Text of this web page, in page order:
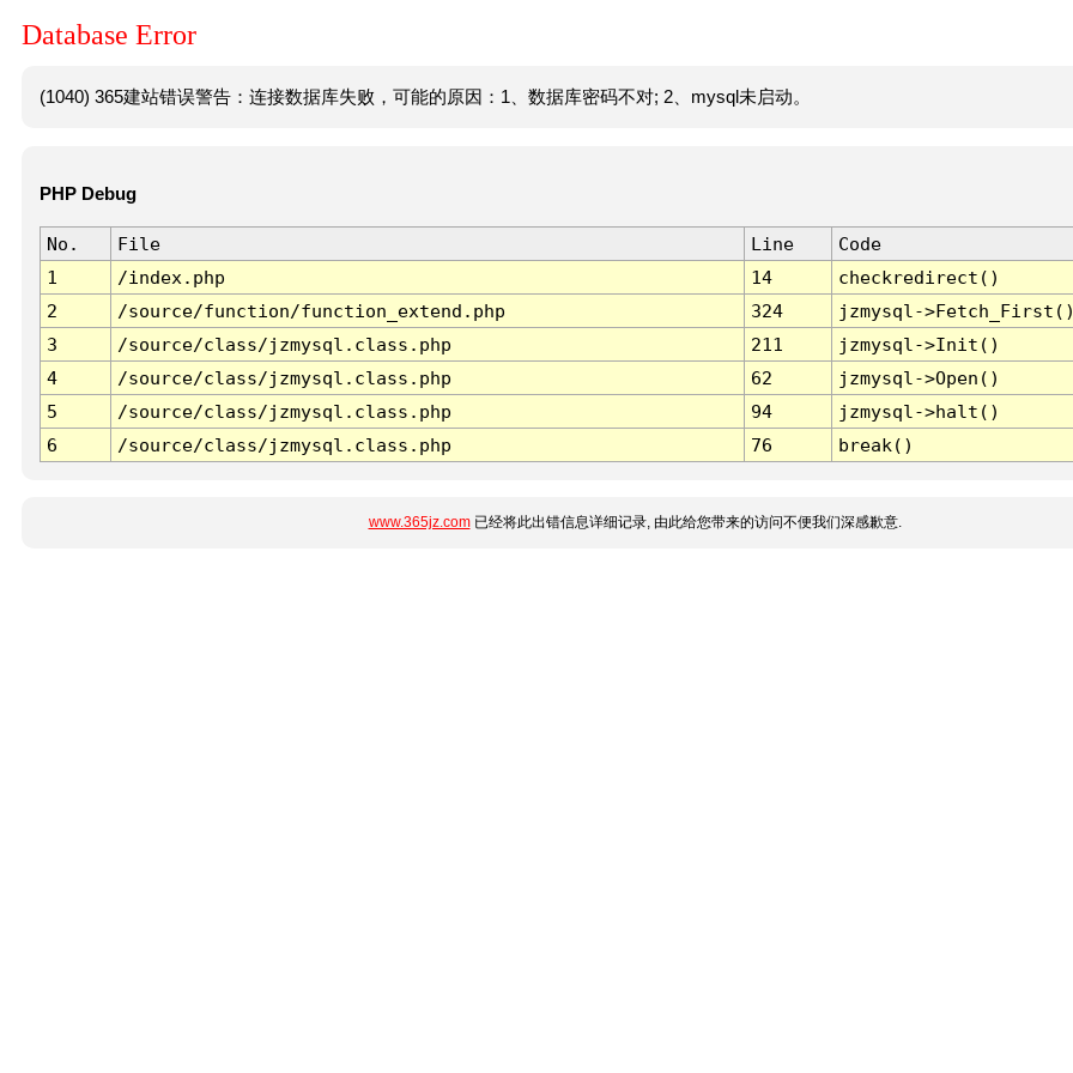
Database Error
(1040) 365建站错误警告：连接数据库失败，可能的原因：1、数据库密码不对; 2、mysql未启动。
PHP Debug
No. File Line
Code
1
/index.php 14
checkredirect()
2
/source/function/function_extend.php 324
jzmysql-
3
/source/class/jzmysql.class.php 211
jzmysql->Init()
4
/source/class/jzmysql.class.php 62
jzmysql->Open()
5
/source/class/jzmysql.class.php 94
jzmysql->halt()
6
/source/class/jzmysql.class.php 76 break()
www.365jz.com已经将此出错信息详细记录, 由此给您带来的访问不便我们深感歉意.